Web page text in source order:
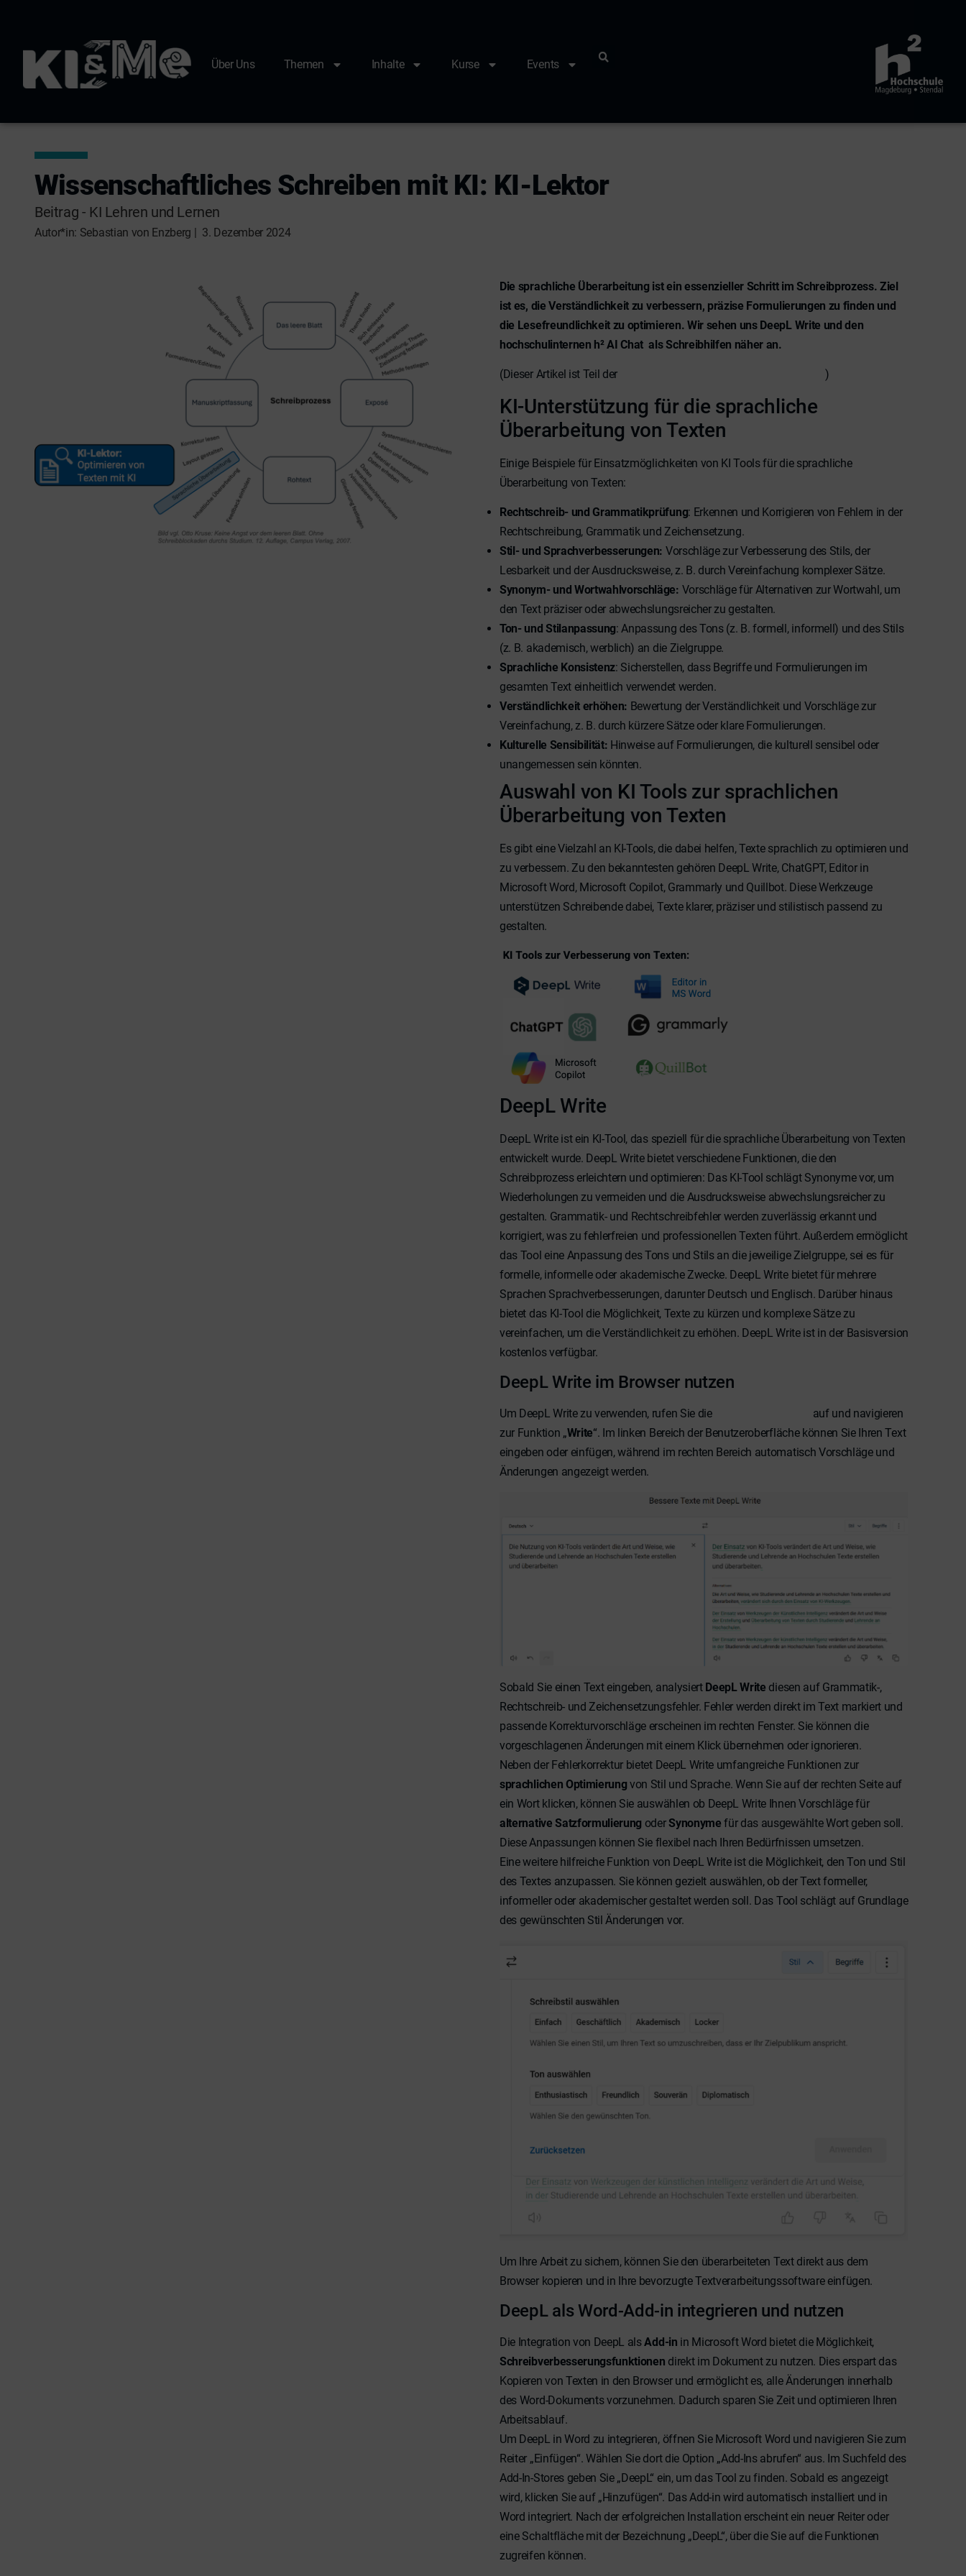
Über Uns Themen Inhalte Kurse Events
Wissenschaftliches Schreiben mit KI: KI-Lektor
Beitrag - KI Lehren und Lernen
Autor*in: Sebastian von Enzberg | 3. Dezember 2024
Die sprachliche Überarbeitung ist ein essenzieller Schritt im Schreibprozess. Ziel
ist es, die Verständlichkeit zu verbessern, präzise Formulierungen zu finden und
die Lesefreundlichkeit zu optimieren. Wir sehen uns DeepL Write und den
hochschulinternen h² AI Chat als Schreibhilfen näher an.
(Dieser Artikel ist Teil der )
KI-Unterstützung für die sprachliche
Überarbeitung von Texten
Einige Beispiele für Einsatzmöglichkeiten von KI Tools für die sprachliche
Überarbeitung von Texten:
Rechtschreib- und Grammatikprüfung: Erkennen und Korrigieren von Fehlern in der
Rechtschreibung, Grammatik und Zeichensetzung.
Stil- und Sprachverbesserungen: Vorschläge zur Verbesserung des Stils, der
Lesbarkeit und der Ausdrucksweise, z. B. durch Vereinfachung komplexer Sätze.
Synonym- und Wortwahlvorschläge: Vorschläge für Alternativen zur Wortwahl, um
den Text präziser oder abwechslungsreicher zu gestalten.
Ton- und Stilanpassung: Anpassung des Tons (z. B. formell, informell) und des Stils
(z. B. akademisch, werblich) an die Zielgruppe.
Sprachliche Konsistenz: Sicherstellen, dass Begriffe und Formulierungen im
gesamten Text einheitlich verwendet werden.
Verständlichkeit erhöhen: Bewertung der Verständlichkeit und Vorschläge zur
Vereinfachung, z. B. durch kürzere Sätze oder klare Formulierungen.
Kulturelle Sensibilität: Hinweise auf Formulierungen, die kulturell sensibel oder
unangemessen sein könnten.
Auswahl von KI Tools zur sprachlichen
Überarbeitung von Texten
Es gibt eine Vielzahl an KI-Tools, die dabei helfen, Texte sprachlich zu optimieren und
zu verbessern. Zu den bekanntesten gehören DeepL Write, ChatGPT, Editor in
Microsoft Word, Microsoft Copilot, Grammarly und Quillbot. Diese Werkzeuge
unterstützen Schreibende dabei, Texte klarer, präziser und stilistisch passend zu
gestalten.
DeepL Write
DeepL Write ist ein KI-Tool, das speziell für die sprachliche Überarbeitung von Texten
entwickelt wurde. DeepL Write bietet verschiedene Funktionen, die den
Schreibprozess erleichtern und optimieren: Das KI-Tool schlägt Synonyme vor, um
Wiederholungen zu vermeiden und die Ausdrucksweise abwechslungsreicher zu
gestalten. Grammatik- und Rechtschreibfehler werden zuverlässig erkannt und
korrigiert, was zu fehlerfreien und professionellen Texten führt. Außerdem ermöglicht
das Tool eine Anpassung des Tons und Stils an die jeweilige Zielgruppe, sei es für
formelle, informelle oder akademische Zwecke. DeepL Write bietet für mehrere
Sprachen Sprachverbesserungen, darunter Deutsch und Englisch. Darüber hinaus
bietet das KI-Tool die Möglichkeit, Texte zu kürzen und komplexe Sätze zu
vereinfachen, um die Verständlichkeit zu erhöhen. DeepL Write ist in der Basisversion
kostenlos verfügbar.
DeepL Write im Browser nutzen
Um DeepL Write zu verwenden, rufen Sie die
auf und navigieren
zur Funktion „Write“. Im linken Bereich der Benutzeroberfläche können Sie Ihren Text
eingeben oder einfügen, während im rechten Bereich automatisch Vorschläge und
Änderungen angezeigt werden.
Sobald Sie einen Text eingeben, analysiert DeepL Write diesen auf Grammatik-,
Rechtschreib- und Zeichensetzungsfehler. Fehler werden direkt im Text markiert und
passende Korrekturvorschläge erscheinen im rechten Fenster. Sie können die
vorgeschlagenen Änderungen mit einem Klick übernehmen oder ignorieren.
Neben der Fehlerkorrektur bietet DeepL Write umfangreiche Funktionen zur
sprachlichen Optimierung von Stil und Sprache. Wenn Sie auf der rechten Seite auf
ein Wort klicken, können Sie auswählen ob DeepL Write Ihnen Vorschläge für
alternative Satzformulierung oderSynonyme für das ausgewählte Wort geben soll.
Diese Anpassungen können Sie flexibel nach Ihren Bedürfnissen umsetzen.
Eine weitere hilfreiche Funktion von DeepL Write ist die Möglichkeit, den Ton und Stil
des Textes anzupassen. Sie können gezielt auswählen, ob der Text formeller,
informeller oder akademischer gestaltet werden soll. Das Tool schlägt auf Grundlage
des gewünschten Stil Änderungen vor.
Um Ihre Arbeit zu sichern, können Sie den überarbeiteten Text direkt aus dem
Browser kopieren und in Ihre bevorzugte Textverarbeitungssoftware einfügen.
DeepL als Word-Add-in integrieren und nutzen
Die Integration von DeepL alsAdd-in in Microsoft Word bietet die Möglichkeit,
Schreibverbesserungsfunktionen direkt im Dokument zu nutzen. Dies erspart das
Kopieren von Texten in den Browser und ermöglicht es, alle Änderungen innerhalb
des Word-Dokuments vorzunehmen. Dadurch sparen Sie Zeit und optimieren Ihren
Arbeitsablauf.
Um DeepL in Word zu integrieren, öffnen Sie Microsoft Word und navigieren Sie zum
Reiter „Einfügen“. Wählen Sie dort die Option „Add-Ins abrufen“ aus. Im Suchfeld des
Add-In-Stores geben Sie „DeepL“ ein, um das Tool zu finden. Sobald es angezeigt
wird, klicken Sie auf „Hinzufügen“. Das Add-in wird automatisch installiert und in
Word integriert. Nach der erfolgreichen Installation erscheint ein neuer Reiter oder
eine Schaltfläche mit der Bezeichnung „DeepL“, über die Sie auf die Funktionen
zugreifen können.